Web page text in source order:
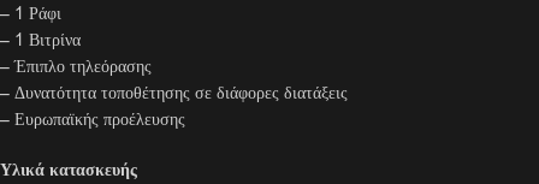
– 1 Ράφι
– 1 Βιτρίνα
– Έπιπλο τηλεόρασης
– Δυνατότητα τοποθέτησης σε διάφορες διατάξεις
– Ευρωπαϊκής προέλευσης
Υλικά κατασκευής